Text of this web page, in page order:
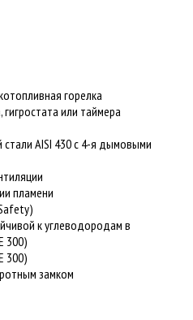
горелка
или таймера
AISI 430 с 4-я дымовыми
пламени
к углеводородам в
300)
300)
замком